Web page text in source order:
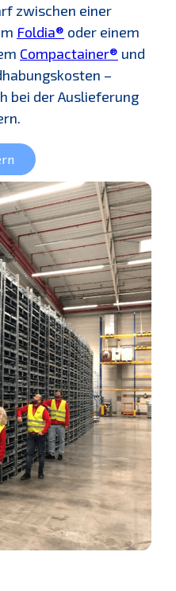
zwischen einer
Foldia® oder einem
Compactainer® und
–
bei der Auslieferung